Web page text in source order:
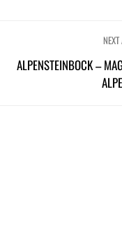
ALPENSTEINBOCK –